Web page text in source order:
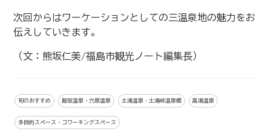
次回からはワーケーションとしての三温泉地の魅力をお
伝えしていきます。
（文：熊坂仁美/福島市観光ノート編集長）
旬のおすすめ 飯坂温泉・穴原温泉 土湯温泉・土湯峠温泉郷 高湯温泉
多目的スペース・コワーキングスペース